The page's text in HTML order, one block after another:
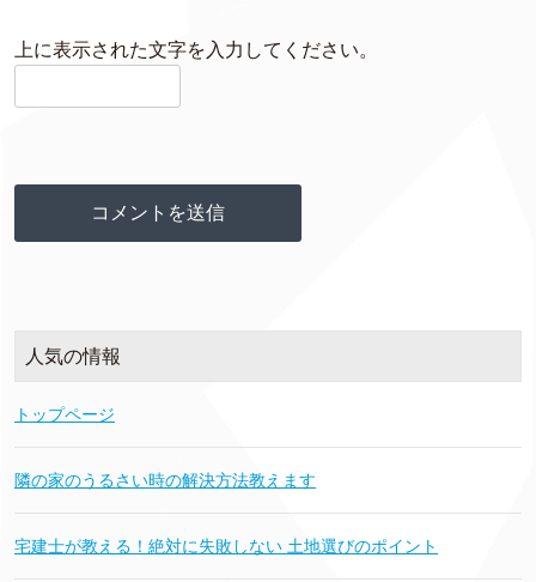
上に表示された文字を入力してください。
人気の情報
トップページ
隣の家のうるさい時の解決方法教えます
宅建士が教える！絶対に失敗しない 土地選びのポイント